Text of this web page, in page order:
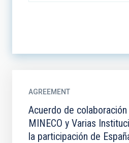
AGREEMENT
Acuerdo de
MINECO y Varias
la participación de